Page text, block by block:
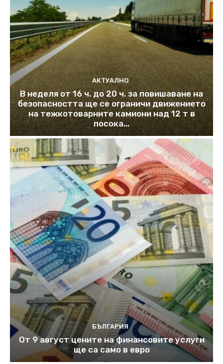
АКТУАЛНО
В неделя от 16 ч. до 20 ч. за повишаване на
безопасността ще се ограничи движението
на тежкотоварните камиони над 12 т в
посока...
БЪЛГАРИЯ
От 9 август цените на финансовите услуги
ще са само в евро